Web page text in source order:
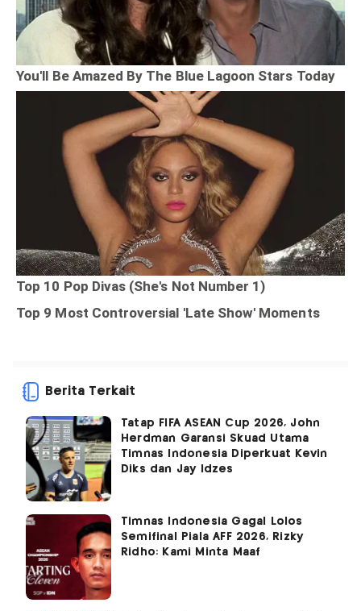
Berita Terkait
Tatap FIFA ASEAN Cup 2026, John
Herdman Garansi Skuad Utama
Timnas Indonesia Diperkuat Kevin
Diks dan Jay Idzes
Timnas Indonesia Gagal Lolos
Semifinal Piala AFF 2026, Rizky
Ridho: Kami Minta Maaf